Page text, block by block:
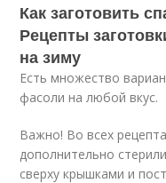
Как заготовить
Рецепты
на зиму
Есть множество
фасоли на любой вкус.
Важно! Во всех
дополнительно
сверху крышками и